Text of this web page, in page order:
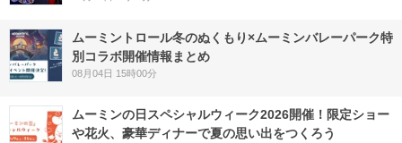
ムーミントロール冬のぬくもり×ムーミンバレーパーク特
別コラボ開催情報まとめ
08月04日 15時00分
ムーミンの日スペシャルウィーク2026開催！限定ショー
や花火、豪華ディナーで夏の思い出をつくろう